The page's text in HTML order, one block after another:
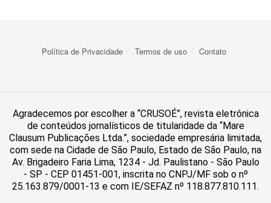
Política de Privacidade Termos de uso Contato
Agradecemos por escolher a “CRUSOÉ”, revista eletrônica
de conteúdos jornalísticos de titularidade da “Mare
Clausum Publicações Ltda.”, sociedade empresária limitada,
com sede na Cidade de São Paulo, Estado de São Paulo, na
Av. Brigadeiro Faria Lima, 1234 - Jd. Paulistano - São Paulo
- SP - CEP 01451-001, inscrita no CNPJ/MF sob o nº
25.163.879/0001-13 e com IE/SEFAZ nº 118.877.810.111.